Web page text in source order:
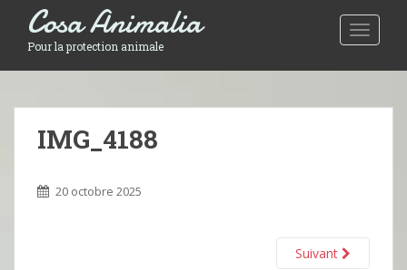
Toggle
Cosa Animalia
Pour la protection animale
IMG_4188
20 octobre 2025
Suivant